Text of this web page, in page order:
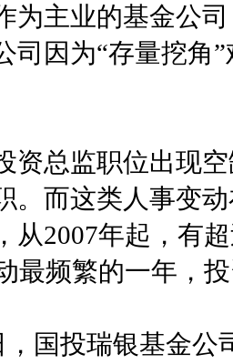
为主业的基金公
司因为“存量挖角
资总监职位出现
。而这类人事变
从2007年起，有
最频繁的一年，
，国投瑞银基金